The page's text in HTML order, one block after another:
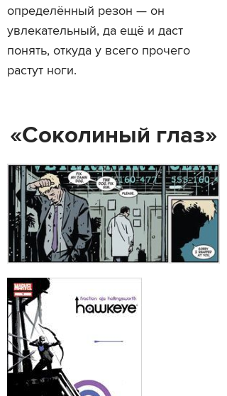
определённый резон — он
увлекательный, да ещё и даст
понять, откуда у всего прочего
растут ноги.
«Соколиный глаз»